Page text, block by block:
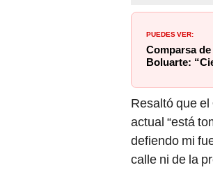
PUEDES VER:
Comparsa
Boluarte:
Resaltó que el
actual “está
defiendo mi
calle ni de la